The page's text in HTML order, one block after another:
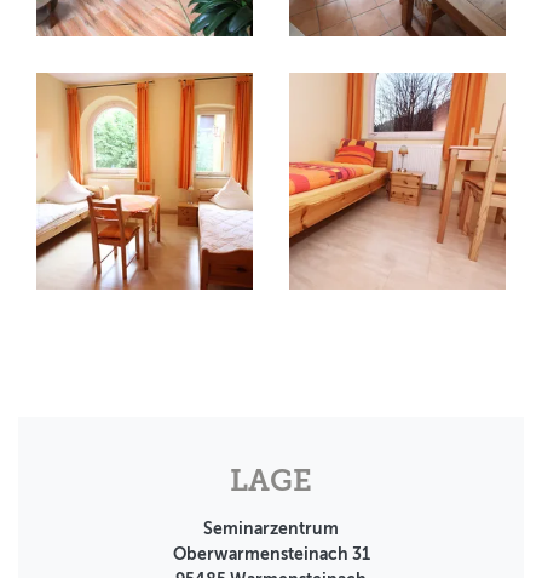
LAGE
Seminarzentrum
Oberwarmensteinach 31